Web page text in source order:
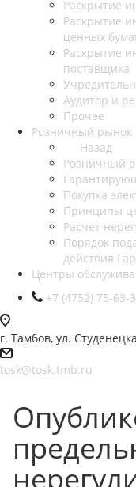
Раскрытие
Раскрытие
ценных
Раскрытие
поставщика
Аудитор и
Прочее
Розничный рынок
Назад
Розничный
Покупка
Принципы
Расчет
Порядок
действия
Центры
+7 (4752) 75-63-
г. Тамбов, ул.
tosk@tosk.tmb.ru